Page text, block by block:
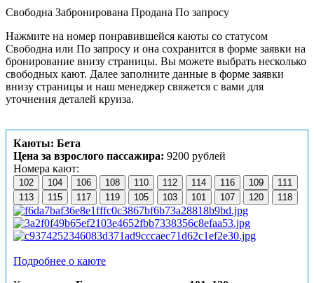
Свободна Забронирована Продана По запросу
Нажмите на номер понравившейся каюты со статусом
Свободна или По запросу и она сохранится в форме заявки на
бронирование внизу страницы. Вы можете выбрать несколько
свободных кают. Далее заполните данные в форме заявки
внизу страницы и наш менеджер свяжется с вами для
уточнения деталей круиза.
Каюты: Бета
Цена за взрослого пассажира: 9200 рублей
Номера кают:
102 104 106 108 110 112 114 116 109
111
113
115 117 119 105 103 101 107 120 118
Подробнее о каюте